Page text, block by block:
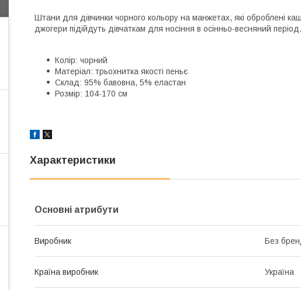
Штани для дівчинки чорного кольору на манжетах, які оброблені
джогери підійдуть дівчаткам для носіння в осінньо-весняний період.
Колір: чорний
Матеріал: трьохнитка якості пеньє
Склад: 95% бавовна, 5% еластан
Розмір: 104-170 см
Характеристики
Основні атрибути
Виробник Без
Країна виробник Україна